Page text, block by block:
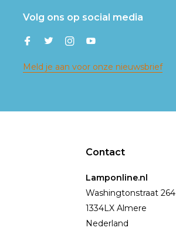
Volg ons op social media
Meld je aan voor onze nieuwsbrief
Contact
Lamponline.nl
Washingtonstraat 264
1334LX Almere
Nederland